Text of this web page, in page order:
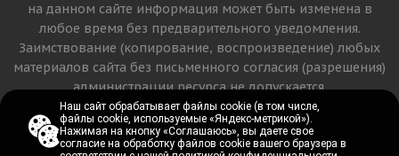
на данном сайте информация может быть изменена в
любое время без предварительного уведомления.
Заимствование (копирование, воспроизведение) любых
материалов сайта без письменного согласия (разрешения)
администрации ресурса не допускается.
Версия для печати
Наш сайт обрабатывает файлы cookie (в том числе,
файлы cookie, используемые «Яндекс-метрикой»).
Нажимая на кнопку «Соглашаюсь», вы даете свое
согласие на обработку файлов cookie вашего браузера в
Наш сайт обрабатывает файлы cookie (в том числе,
файлы cookie, используемые «Яндекс-метрикой»).
Нажимая на кнопку «Соглашаюсь», вы даете свое
согласие на обработку файлов cookie вашего браузера в